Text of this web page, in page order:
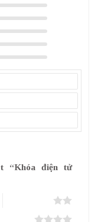
“Khóa điện tử